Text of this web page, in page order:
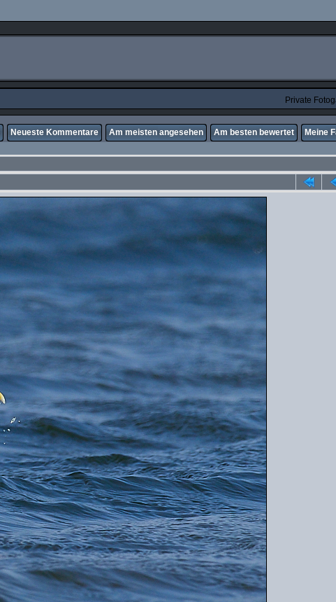
Private
Neueste Kommentare Am meisten angesehen Am besten bewertet Meine